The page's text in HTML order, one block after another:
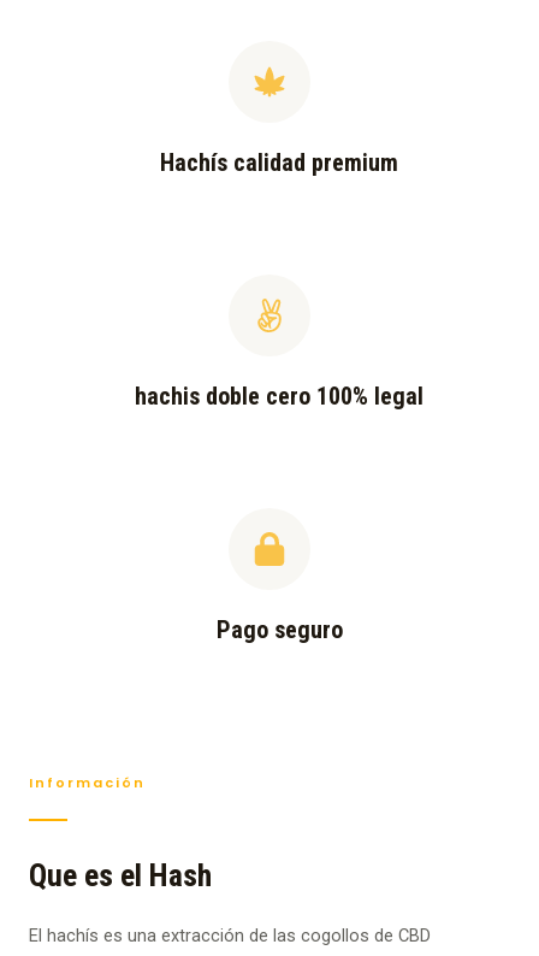
Hachís calidad premium
hachis doble cero 100% legal
Pago seguro
Información
Que es el Hash
El hachís es una extracción de las cogollos de CBD